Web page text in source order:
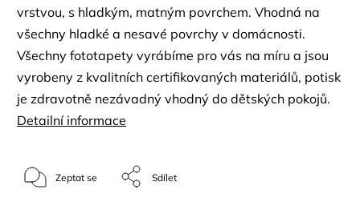
vrstvou, s hladkým, matným povrchem. Vhodná na
všechny hladké a nesavé povrchy v domácnosti.
Všechny fototapety vyrábíme pro vás na míru a jsou
vyrobeny z kvalitních certifikovaných materiálů, potisk
je zdravotně nezávadný vhodný do dětských pokojů.
Detailní informace
Zeptat se Sdílet